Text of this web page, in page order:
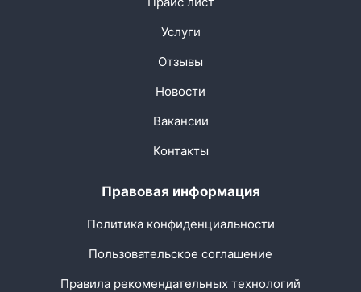
Услуги
Отзывы
Новости
Вакансии
Контакты
Правовая информация
Политика конфиденциальности
Пользовательское соглашение
Правила рекомендательных технологий